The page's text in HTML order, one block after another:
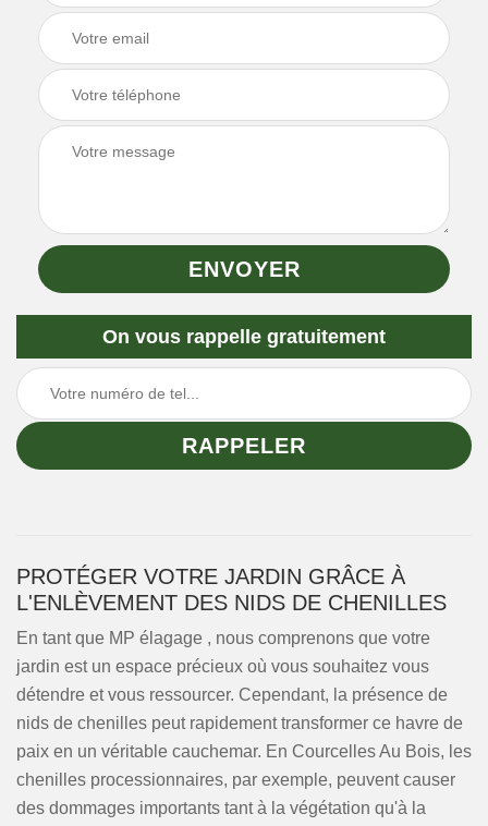
On vous rappelle gratuitement
PROTÉGER VOTRE JARDIN GRÂCE À
L'ENLÈVEMENT DES NIDS DE CHENILLES
En tant que MP élagage , nous comprenons que votre
jardin est un espace précieux où vous souhaitez vous
détendre et vous ressourcer. Cependant, la présence de
nids de chenilles peut rapidement transformer ce havre de
paix en un véritable cauchemar. En Courcelles Au Bois, les
chenilles processionnaires, par exemple, peuvent causer
des dommages importants tant à la végétation qu'à la